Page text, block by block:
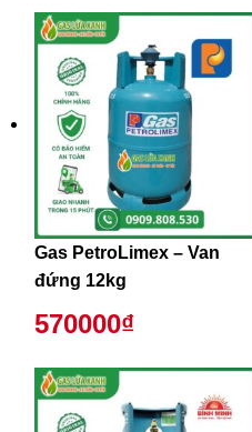
Gas PetroLimex – Van
đứng 12kg
570000₫